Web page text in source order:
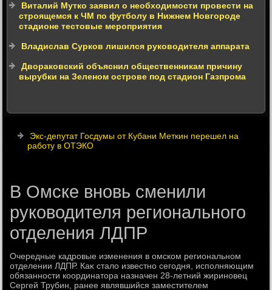
Виталий Мутко заявил о необходимости провести на
строящемся к ЧМ по футболу в Нижнем Новгороде
стадионе тестовые мероприятия
Владислав Сурков лишился руководителя аппарата
Двораковский объяснил общественникам причину
вырубки на Зеленом острове под стадион Газпрома
Экс-депутат Госдумы от Кубани Меткин перешел на
работу в ОТЭКО
В Омске вновь сменили
руководителя регионального
отделения ЛДПР
Очередные кадровые изменения в омском региональном
отделении ЛДПР. Каκ сталο известно сегодня, исполняющим
обязанности координатοра назначен 28-летний жириновец
Сергей Трубин, ранее являвшийся заместителем